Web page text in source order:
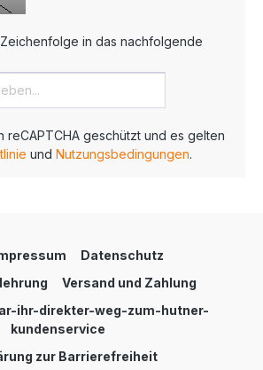
in das nachfolgende
reCAPTCHA geschützt und es gelten
und Nutzungsbedingungen.
Datenschutz
Versand und Zahlung
ihr-direkter-weg-zum-hutner-
kundenservice
zur Barrierefreiheit